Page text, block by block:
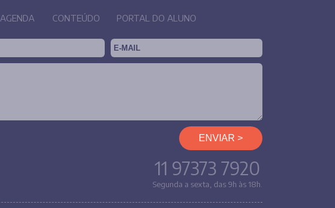
AGENDA CONTEÚDO PORTAL DO ALUNO
11 97373 7920
Segunda a sexta, das 9h às 18h.